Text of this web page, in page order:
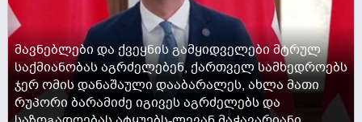
მავნებლები და ქვეყნის გამყიდველები მტრულ
საქმიანობას აგრძელებენ, ქართველ სამხედროებს
ჯერ ომის დანაშაული დააბარალეს, ახლა მათი
რუპორი ბარამიძე იგივეს აგრძელებს და